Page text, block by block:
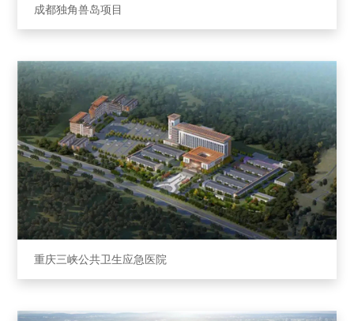
成都独⻆兽岛项⽬
重庆三峡公共卫⽣应急医院